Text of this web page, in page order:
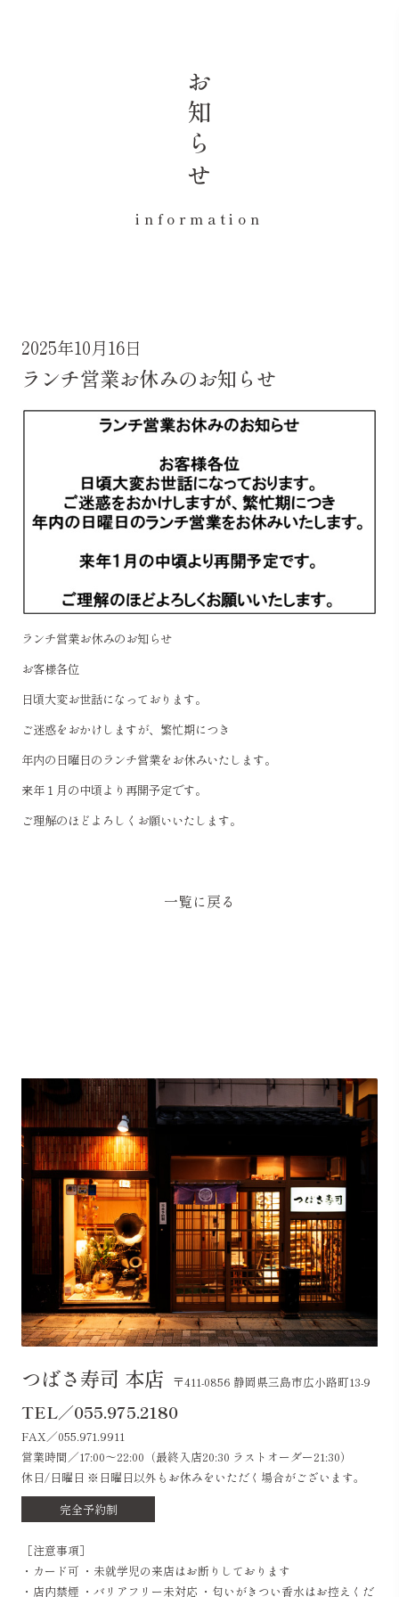
お知らせ
information
2025年10月16日
ランチ営業お休みのお知らせ
ランチ営業お休みのお知らせ
お客様各位
日頃大変お世話になっております。
ご迷惑をおかけしますが、繁忙期につき
年内の日曜日のランチ営業をお休みいたします。
来年１月の中頃より再開予定です。
ご理解のほどよろしくお願いいたします。
一覧に戻る
つばさ寿司 本店 〒411-0856 静岡県三島市広小路町13-9
TEL／055.975.2180
FAX／055.971.9911
営業時間／17:00～22:00（最終入店20:30 ラストオーダー21:30）
休日/日曜日 ※日曜日以外もお休みをいただく場合がございます。
完全予約制
［注意事項］
・カード可 ・未就学児の来店はお断りしております
・店内禁煙 ・バリアフリー未対応 ・匂いがきつい香水はお控えくだ